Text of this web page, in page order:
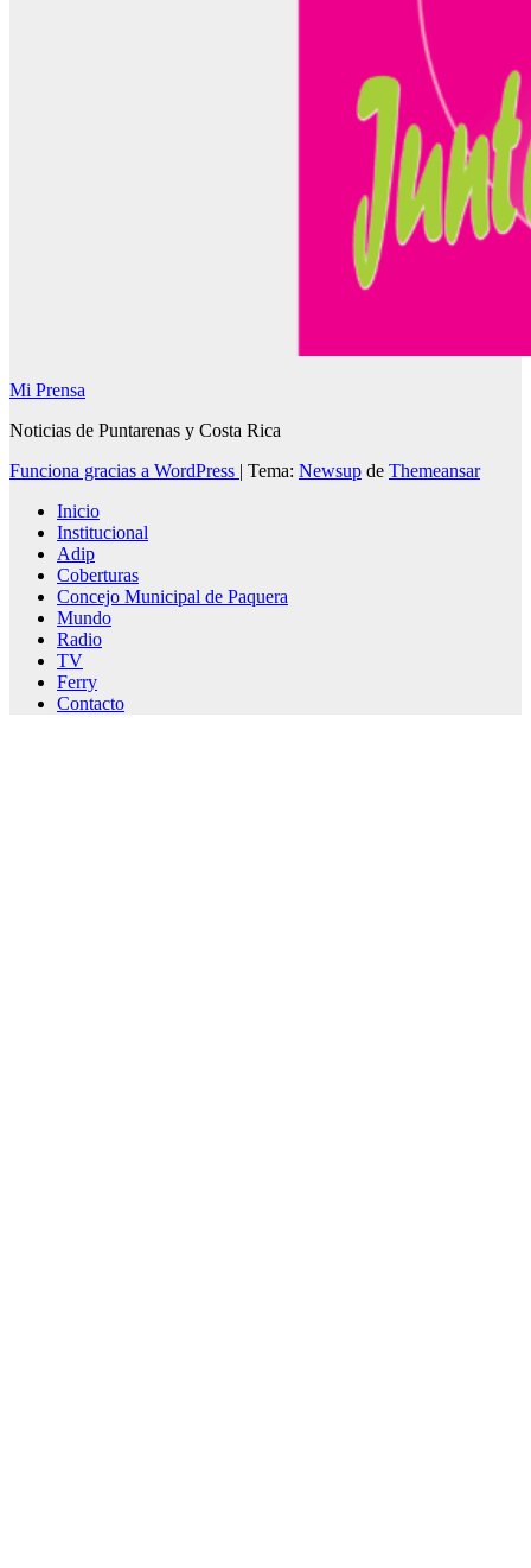
Mi Prensa
Noticias de Puntarenas y Costa Rica
Funciona gracias a WordPress | Tema: Newsup de Themeansar
Inicio
Institucional
Adip
Coberturas
Concejo Municipal de Paquera
Mundo
Radio
TV
Ferry
Contacto